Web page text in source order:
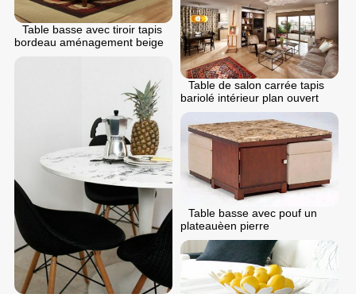
Table basse avec tiroir tapis
bordeau aménagement beige
Table de salon carrée tapis
bariolé intérieur plan ouvert
Table basse avec pouf un
plateauèen pierre